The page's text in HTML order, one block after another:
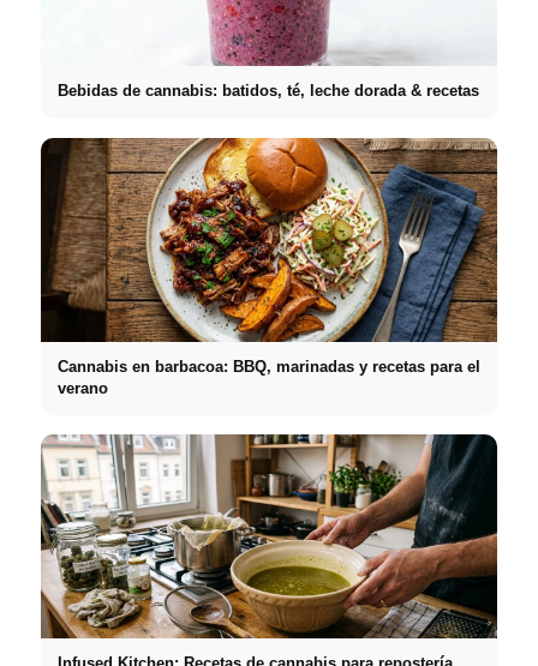
Bebidas de cannabis: batidos, té, leche dorada & recetas
Cannabis en barbacoa: BBQ, marinadas y recetas para el
verano